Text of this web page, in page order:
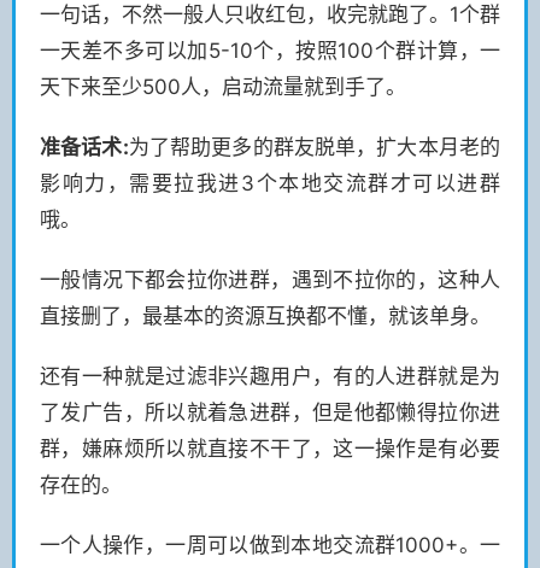
一句话，不然一般人只收红包，收完就跑了。1个群
一天差不多可以加5-10个，按照100个群计算，一
天下来至少500人，启动流量就到手了。
准备话术:为了帮助更多的群友脱单，扩大本月老的
影响力，需要拉我进3个本地交流群才可以进群
哦。
一般情况下都会拉你进群，遇到不拉你的，这种人
直接删了，最基本的资源互换都不懂，就该单身。
还有一种就是过滤非兴趣用户，有的人进群就是为
了发广告，所以就着急进群，但是他都懒得拉你进
群，嫌麻烦所以就直接不干了，这一操作是有必要
存在的。
一个人操作，一周可以做到本地交流群1000+。一